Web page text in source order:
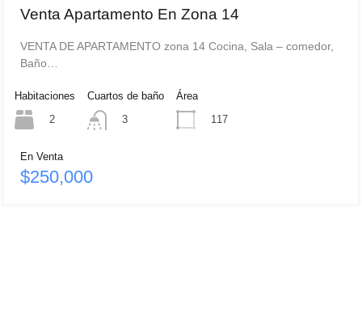
Venta Apartamento En Zona 14
VENTA DE APARTAMENTO zona 14 Cocina, Sala – comedor,
Baño…
Habitaciones
2
Cuartos de baño
3
Área
117
En Venta
$250,000